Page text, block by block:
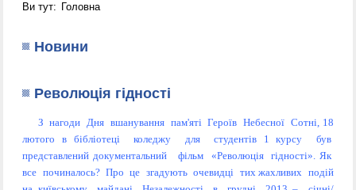
Ви тут: Головна
Новини
Революція гідності
З нагоди Дня вшанування пам'яті Героїв Небесної Сотні, 18
лютого в бібліотеці коледжу для студентів 1 курсу був
представлений документальний фільм «Революція гідності». Як
все починалось? Про це згадують очевидці тих жахливих подій